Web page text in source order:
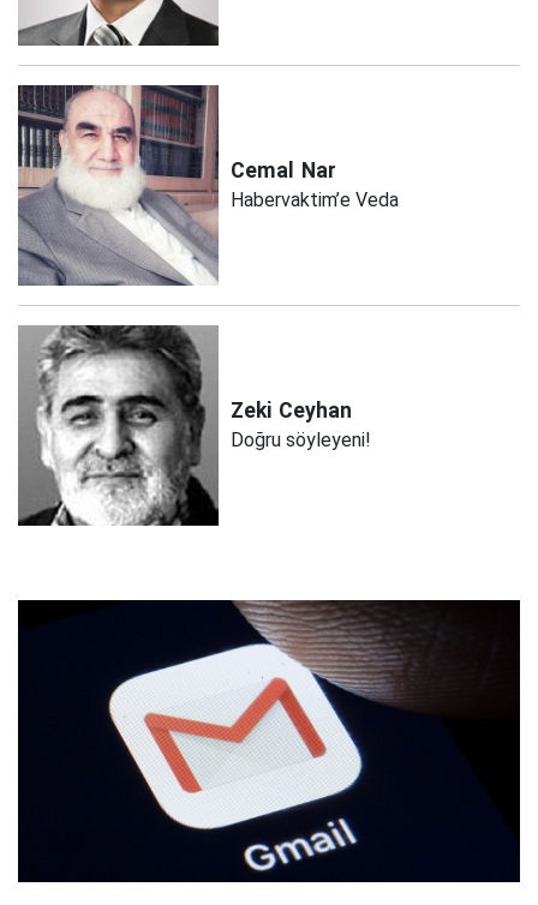
Cemal Nar
Habervaktim’e Veda
Zeki Ceyhan
Doğru söyleyeni!